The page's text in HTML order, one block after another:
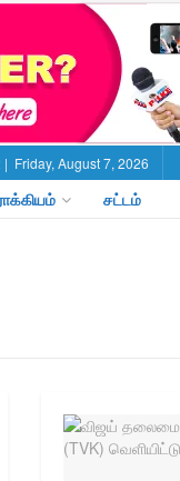
| Friday, August 7, 2026
சட்டம்